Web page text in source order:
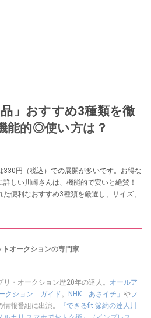
」おすすめ3種類を徹
能的◎使い方は？
330円（税込）での展開が多いです。お得な
しい川崎さんは、機能的で安いと絶賛！
た便利なおすすめ3種類を厳選し、サイズ、
トオークションの専門家
・オークション歴20年の達人。 オールア
クション ガイド。 NHK「あさイチ」 やフ
情報番組に出演。
『できるfit 節約の達人川